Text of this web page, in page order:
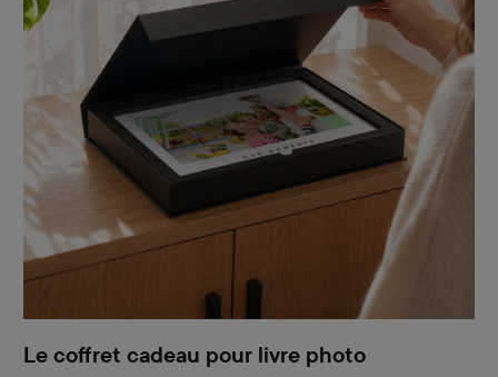
Le coffret cadeau pour livre photo